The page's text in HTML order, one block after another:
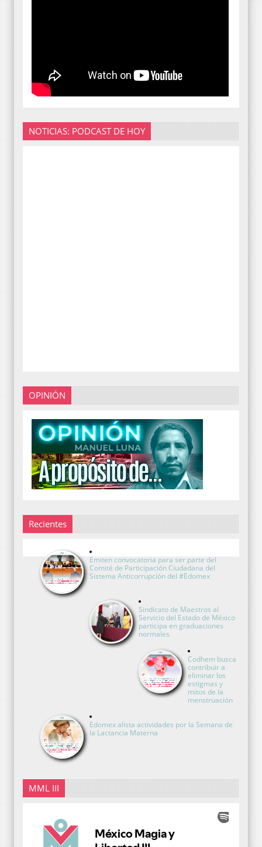
NOTICIAS: PODCAST DE HOY
OPINIÓN
Recientes
Emiten convocatoria para ser parte del
Comité de Participación Ciudadana del
Sistema Anticorrupción del #Edomex
Sindicato de Maestros al
Servicio del Estado de México
participa en graduaciones
normales
Codhem busca
contribuir a
eliminar los
estigmas y
mitos de la
menstruación
Edomex alista actividades por la Semana de
la Lactancia Materna
MML III